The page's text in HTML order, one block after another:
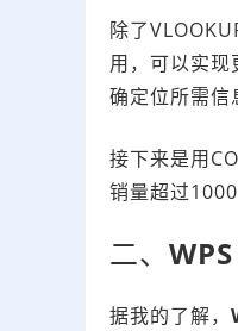
除了
用，可以实
确定位所需信
接下来是用
销量超过
二、
据我的了解，